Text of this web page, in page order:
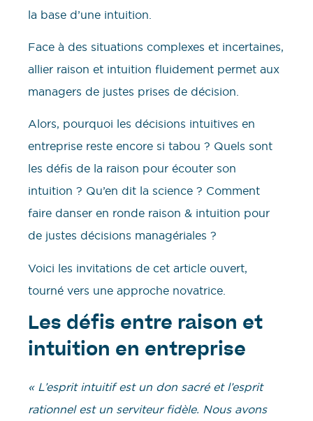
la base d’une intuition.
Face à des situations complexes et incertaines,
allier raison et intuition fluidement permet aux
managers de justes prises de décision.
Alors, pourquoi les décisions intuitives en
entreprise reste encore si tabou ? Quels sont
les défis de la raison pour écouter son
intuition ? Qu’en dit la science ? Comment
faire danser en ronde raison & intuition pour
de justes décisions managériales ?
Voici les invitations de cet article ouvert,
tourné vers une approche novatrice.
Les défis entre raison et
intuition en entreprise
« L’esprit intuitif est un don sacré et l’esprit
rationnel est un serviteur fidèle. Nous avons